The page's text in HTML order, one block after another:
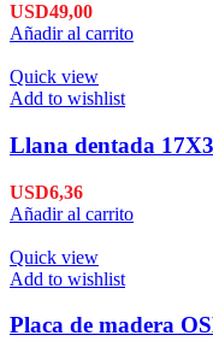
USD49,00
Añadir al carrito
Quick view
Add to wishlist
Llana dentada
USD6,36
Añadir al carrito
Quick view
Add to wishlist
Placa de madera